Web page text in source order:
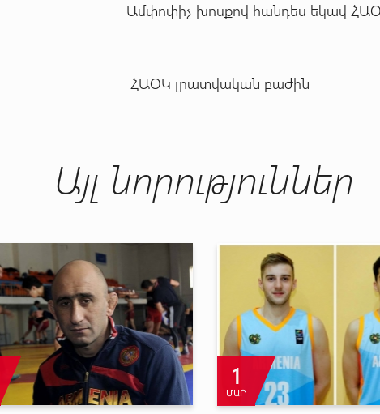
Ամփոփիչ խոսքով հանդես եկավ
ՀԱՕԿ լրատվական բաժին
Այլ նորություններ
1
ՀՈՒՆ
11
ՄԱՐ